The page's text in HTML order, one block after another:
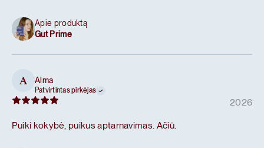
Apie produktą
Gut Prime
A Alma
Patvirtintas pirkėjas
2026
Puiki kokybė, puikus aptarnavimas. Ačiū.